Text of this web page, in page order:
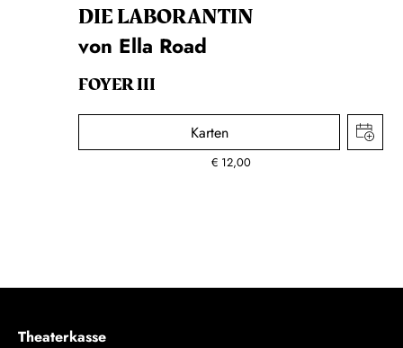
DIE LA­BO­RAN­TIN
von Ella Road
FOYER III
Karten
€ 12,00
Theaterkasse